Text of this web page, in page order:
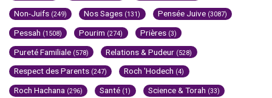
Non-Juifs (249) Nos Sages (131) Pensée Juive (3087)
Pessah (1508) Pourim (274) Prières (3)
Pureté Familiale (578) Relations & Pudeur (528)
Respect des Parents (247) Roch 'Hodech (4)
Roch Hachana (296) Santé (1) Science & Torah (33)